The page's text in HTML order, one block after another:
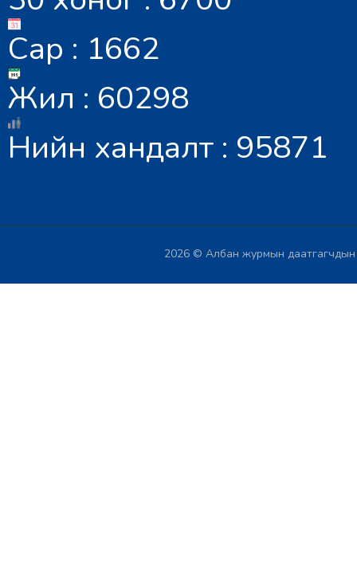
Сар : 1662
Жил : 60298
Нийн хандалт : 95871
2026 © Албан журмын даатгагчдын